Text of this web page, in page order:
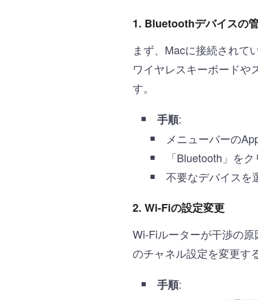
1. Bluetoothデバイスの
まず、Macに接続されて
ワイヤレスキーボードや
す。
手順:
メニューバーの
「Bluetooth」を
不要なデバイスを
2. Wi-Fiの設定変更
Wi-Fiルーターが干渉の
のチャネル設定を変更す
手順: